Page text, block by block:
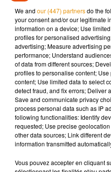
Pour s’équiper en machines
avaient quelques critères de
versl’entreprise Danube,
et-Cher). «Ça nous tenait à
marque française. Le choix de
le côté esthétique et une
simple», précise Charlie.
Des machines également
surconsommation. «Elles ne
à 18kg pour une capacité à
consommer trop d’eau
We and our (447) partnersdo the
your consent and/or our legitimate
information on a device; Use
profiles for personalised
advertising; Measure advertising
performance; Understand
of data from different sources;
profiles to personalise content;
content; Use limited data to select
detect fraud, and fix errors; Deliver
Save and communicate privacy
process personal data such as IP
following functionalities: Identify
requested; Use precise
other data sources; Link different
information transmitted
Vous pouvez accepter en cliquant